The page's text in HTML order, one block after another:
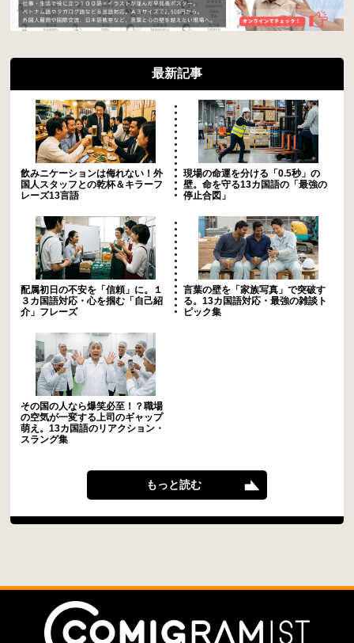
最新記事
飲みニケーションは侮れない！外
国人スタッフとの乾杯＆キラーフ
レーズ13言語
現場の命運を分ける「0.5秒」の
壁。命を守る13カ国語の「最強の
停止合図」
配属初日の不安を「信頼」に。１
３カ国語対応・心を掴む「自己紹
介」フレーズ
言葉の壁を「家族写真」で突破す
る。13カ国語対応・最強の雑談ト
ピック集
その国の人なら爆笑必至！？職場
の空気が一変する上司のギャップ
萌え。13カ国語のリアクション・
スラング集
もっと読む